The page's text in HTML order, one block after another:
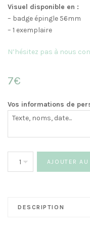
Visuel disponible en :
– badge épingle 56mm
– 1 exemplaire
N’hésitez pas à nous
7€
Vos informations de
Petit
AJOUTER AU
DESCRIPTION